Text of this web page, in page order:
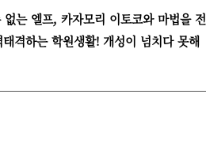
는 엘프, 카자모리 이토코와 마법을 전
격하는 학원생활! 개성이 넘치다 못해